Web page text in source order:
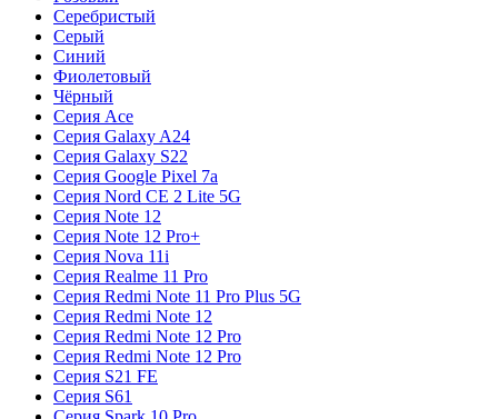
Серебристый
Серый
Синий
Фиолетовый
Чёрный
Серия Ace
Серия Galaxy A24
Серия Galaxy S22
Серия Google Pixel 7a
Серия Nord CE 2 Lite 5G
Серия Note 12
Серия Note 12 Pro+
Серия Nova 11i
Серия Realme 11 Pro
Серия Redmi Note 11 Pro Plus 5G
Серия Redmi Note 12
Серия Redmi Note 12 Pro
Серия Redmi Note 12 Pro
Серия S21 FE
Серия S61